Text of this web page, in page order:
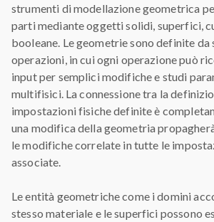
strumenti di modellazione geometrica
parti mediante oggetti solidi, superfici,
booleane. Le geometrie sono definite da
operazioni, in cui ogni operazione può
input per semplici modifiche e studi
multifisici. La connessione tra la
impostazioni fisiche definite è
una modifica della geometria
le modifiche correlate in tutte le
associate.
Le entità geometriche come i domini
stesso materiale e le superfici possono